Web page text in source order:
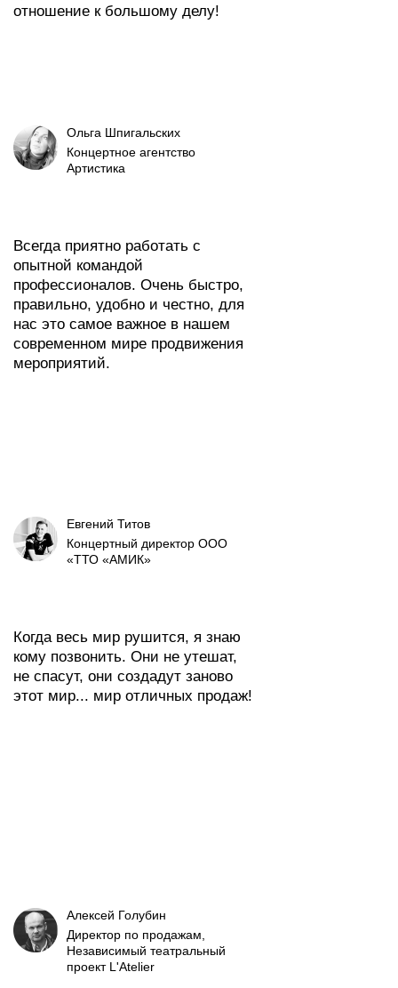
отношение к большому делу!
Концертное агентство
Артистика
Ольга Шпигальских
Всегда приятно работать с
опытной командой
профессионалов. Очень быстро,
правильно, удобно и честно, для
нас это самое важное в нашем
современном мире продвижения
мероприятий.
Концертный директор ООО
«ТТО «АМИК»
Евгений Титов
Когда весь мир рушится, я знаю
кому позвонить. Они не утешат,
не спасут, они создадут заново
этот мир... мир отличных продаж!
Директор по продажам,
Независимый театральный
проект L'Atelier
Алексей Голубин